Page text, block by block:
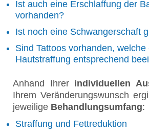
Ist auch eine Erschlaffung der
vorhanden?
Ist noch eine Schwangerschaft
Sind Tattoos vorhanden, welche
Hautstraffung entsprechend
Anhand Ihrer individuellen
Ihrem Veränderungswunsch
jeweilige Behandlungsumfang:
Straffung und Fettreduktion